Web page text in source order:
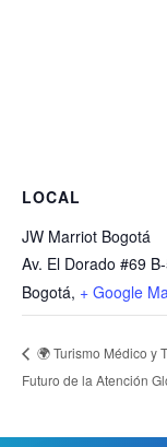
LOCAL
JW Marriot Bogotá
Av. El Dorado #69
Bogotá, + Google
🌍 Turismo Médico y
Futuro de la Atención